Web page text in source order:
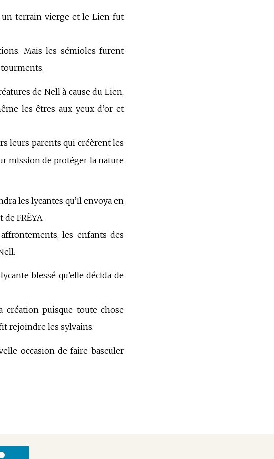
un terrain vierge et le Lien fut
Mais les sémioles furent
de Nell à cause du Lien,
les êtres aux yeux d’or et
leurs parents qui créèrent les
mission de protéger la nature
les lycantes qu’Il envoya en
FRËYA.
les enfants des
blessé qu’elle décida de
création puisque toute chose
rejoindre les sylvains.
occasion de faire basculer